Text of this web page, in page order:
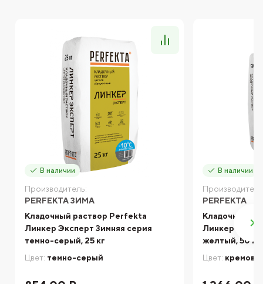
В наличии
Производитель:
PERFEKTA ЗИМА
Кладочный раствор Perfekta
Линкер Эксперт Зимняя серия
темно-серый, 25 кг
Цвет: темно-серый
В наличии
PERFEKTA
Кладочный
Линкер
желтый, 50 кг
Цвет: